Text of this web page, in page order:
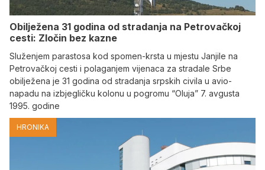
Obilježena 31 godina od stradanja na Petrovačkoj
cesti: Zločin bez kazne
Služenjem parastosa kod spomen-krsta u mjestu Janjile na
Petrovačkoj cesti i polaganjem vijenaca za stradale Srbe
obilježena je 31 godina od stradanja srpskih civila u avio-
napadu na izbjegličku kolonu u pogromu “Oluja” 7. avgusta
1995. godine
HRONIKA